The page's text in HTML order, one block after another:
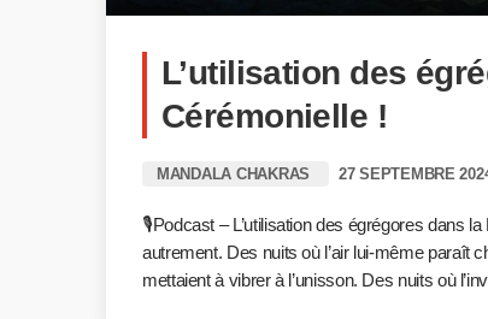
L’utilisation des
Cérémonielle !
MANDALA CHAKRAS 27 SEPTEMBRE
🎙️Podcast – L’utilisation des égrégores dans
autrement. Des nuits où l’air lui-même paraît
mettaient à vibrer à l’unisson. Des nuits où